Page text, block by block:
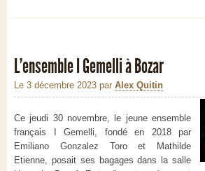
L’ensemble I Gemelli à Bozar
Le 3 décembre 2023 par Alex Quitin
Ce jeudi 30 novembre, le jeune ensemble
français I Gemelli, fondé en 2018 par
Emiliano Gonzalez Toro et Mathilde
Etienne, posait ses bagages dans la salle